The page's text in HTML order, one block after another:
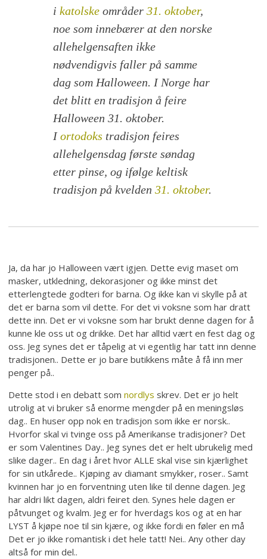
ikatolske områder31. oktober,
noe som innebærer at den norske
allehelgensaften ikke
nødvendigvis faller på samme
dag som Halloween. I Norge har
det blitt en tradisjon å feire
Halloween 31. oktober.
Iortodoks tradisjon feires
allehelgensdag første søndag
etter pinse, og ifølge keltisk
tradisjon på kvelden31. oktober.
Ja, da har jo Halloween vært igjen. Dette evig maset om
masker, utkledning, dekorasjoner og ikke minst det
etterlengtede godteri for barna. Og ikke kan vi skylle på at
det er barna som vil dette. For det vi voksne som har dratt
dette inn. Det er vi voksne som har brukt denne dagen for å
kunne kle oss ut og drikke. Det har alltid vært en fest dag og
oss. Jeg synes det er tåpelig at vi egentlig har tatt inn denne
tradisjonen.. Dette er jo bare butikkens måte å få inn mer
penger på..
Dette stod i en debatt somnordlys skrev. Det er jo helt
utrolig at vi bruker så enorme mengder på en meningsløs
dag.. En huser opp nok en tradisjon som ikke er norsk..
Hvorfor skal vi tvinge oss på Amerikanse tradisjoner? Det
er som Valentines Day.. Jeg synes det er helt ubrukelig med
slike dager.. En dag i året hvor ALLE skal vise sin kjærlighet
for sin utkårede.. Kjøping av diamant smykker, roser.. Samt
kvinnen har jo en forventning uten like til denne dagen. Jeg
har aldri likt dagen, aldri feiret den. Synes hele dagen er
påtvunget og kvalm. Jeg er for hverdags kos og at en har
LYST å kjøpe noe til sin kjære, og ikke fordi en føler en må
Det er jo ikke romantisk i det hele tatt! Nei.. Any other day
altså for min del..